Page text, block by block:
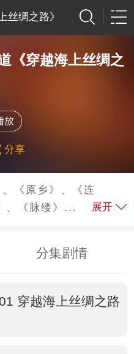
丝绸之路》
《穿越海上丝绸之
分享
、《原乡》、《连
、《脉缕》...
展开
分集剧情
穿越海上丝绸之路